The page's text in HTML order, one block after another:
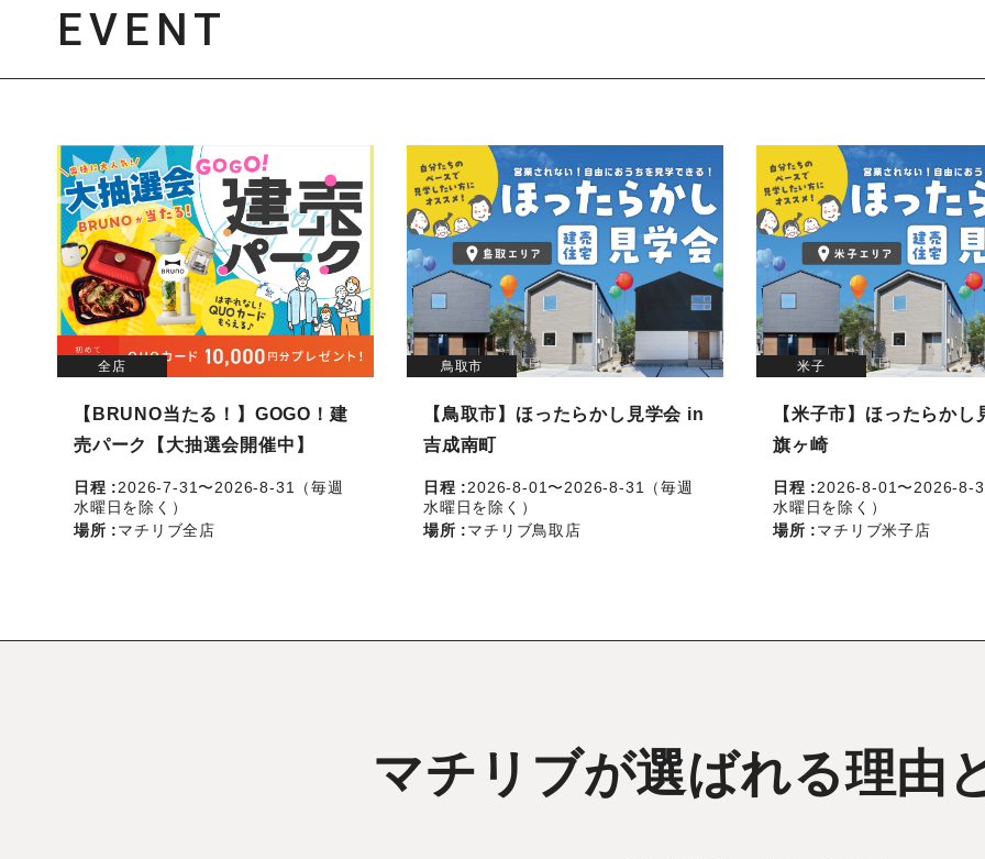
EVENT
全店
【BRUNO当たる！】GOGO！建
売パーク【大抽選会開催中】
日程 :2026-7-31〜2026-8-31（毎週
水曜日を除く）
場所 :マチリブ全店
鳥取市
【鳥取市】ほったらかし見学会 in
吉成南町
日程 :2026-8-01〜2026-8-31（毎週
水曜日を除く）
場所 :マチリブ鳥取店
米子
【米子市】ほったらか
旗ヶ崎
日程 :2026-8-01〜2026-8-
水曜日を除く）
場所 :マチリブ米子店
マチリブが選ばれる理由